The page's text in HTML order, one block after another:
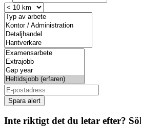
Spara alert
Inte riktigt det du letar efter?